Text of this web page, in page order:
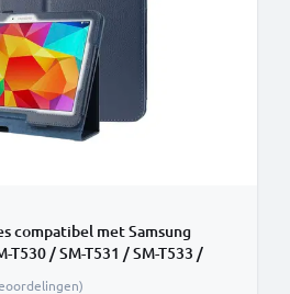
compatibel met Samsung
T530 / SM-T531 / SM-T533 /
met bumper en standaard /